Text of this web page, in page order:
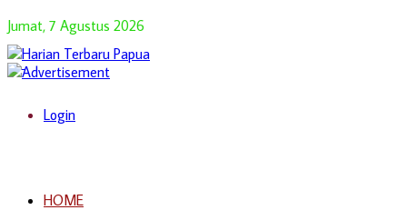
Jumat, 7 Agustus 2026
Login
HOME